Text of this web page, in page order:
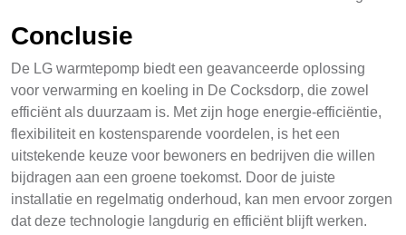
Conclusie
De LG warmtepomp biedt een geavanceerde oplossing
voor verwarming en koeling in De Cocksdorp, die zowel
efficiënt als duurzaam is. Met zijn hoge energie-efficiëntie,
flexibiliteit en kostensparende voordelen, is het een
uitstekende keuze voor bewoners en bedrijven die willen
bijdragen aan een groene toekomst. Door de juiste
installatie en regelmatig onderhoud, kan men ervoor zorgen
dat deze technologie langdurig en efficiënt blijft werken.